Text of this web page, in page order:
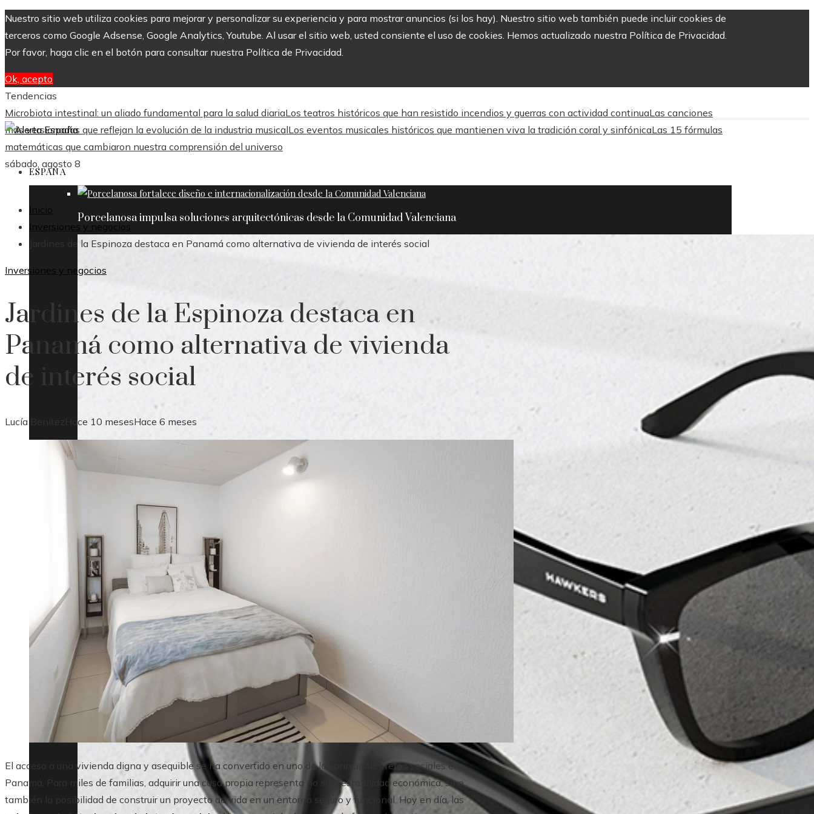
Nuestro sitio web utiliza cookies para mejorar y personalizar su experiencia y para mostrar anuncios (si los hay). Nuestro sitio web también puede incluir cookies de
terceros como Google Adsense, Google Analytics, Youtube. Al usar el sitio web, usted consiente el uso de cookies. Hemos actualizado nuestra Política de Privacidad.
Por favor, haga clic en el botón para consultar nuestra Política de Privacidad.
Ok, acepto
Tendencias
Microbiota intestinal: un aliado fundamental para la salud diariaLos teatros históricos que han resistido incendios y guerras con actividad continuaLas canciones
más versionadas que reflejan la evolución de la industria musicalLos eventos musicales históricos que mantienen viva la tradición coral y sinfónicaLas 15 fórmulas
matemáticas que cambiaron nuestra comprensión del universo
sábado, agosto 8
ESPAÑA
Porcelanosa impulsa soluciones arquitectónicas desde la Comunidad Valenciana
Inicio
Inversiones y negocios
Jardines de la Espinoza destaca en Panamá como alternativa de vivienda de interés social
Inversiones y negocios
Jardines de la Espinoza destaca en
Panamá como alternativa de vivienda
de interés social
Lucía Benítez Hace 10 mesesHace 6 meses
El acceso a una vivienda digna y asequible se ha convertido en uno de los principales retos sociales en
Panamá. Para miles de familias, adquirir una casa propia representa no solo estabilidad económica, sino
también la posibilidad de construir un proyecto de vida en un entorno seguro y funcional. Hoy en día, las